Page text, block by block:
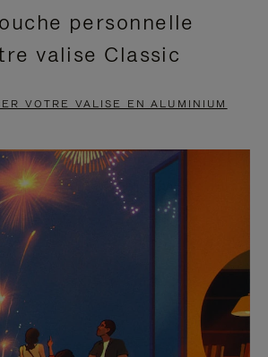
personnelle
valise Classic
VOTRE VALISE EN ALUMINIUM